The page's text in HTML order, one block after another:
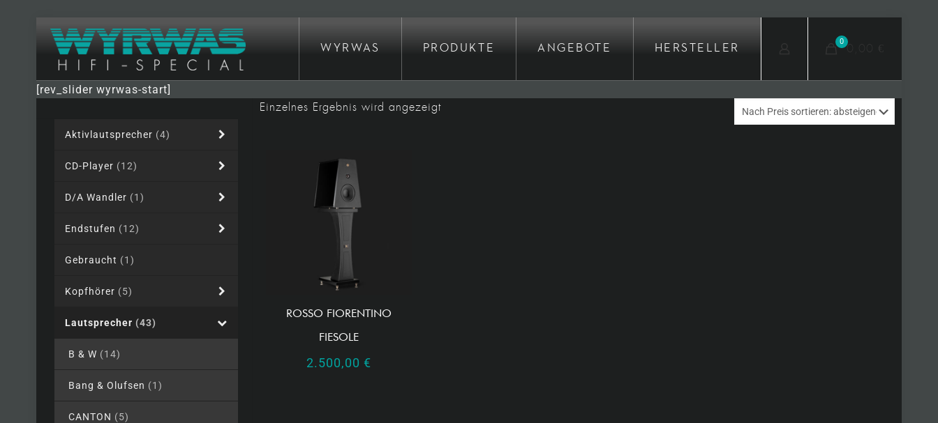
WYRWAS PRODUKTE ANGEBOTE HERSTELLER
0 0,00 €
[rev_slider wyrwas-start]
Einzelnes Ergebnis wird angezeigt
ROSSO FIORENTINO
FIESOLE
2.500,00 €
Aktivlautsprecher (4)
CD-Player (12)
D/A Wandler (1)
Endstufen (12)
Gebraucht (1)
Kopfhörer (5)
Lautsprecher (43)
B & W (14)
Bang & Olufsen (1)
CANTON (5)